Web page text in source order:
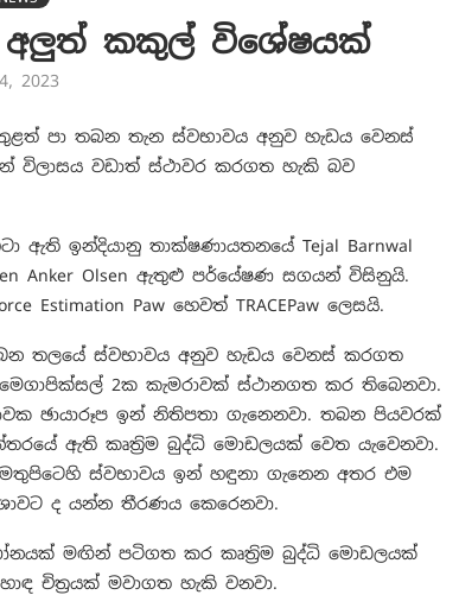
කකුල් විශේෂයක්
2023
පා තබන තැන ස්වභාවය අනුව හැඩය වෙනස්
වඩාත් ස්ථාවර කරගත හැකි බව
ඉන්දියානු තාක්ෂණායතනයේ Tejal Barnwal
Anker Olsen ඇතුළු පර්යේෂණ සගයන් විසිනුයි.
Estimation Paw හෙවත් TRACEPaw ලෙසයි.
තලයේ ස්වභාවය අනුව හැඩය වෙනස් කරගත
2ක කැමරාවක් ස්ථානගත කර තිබෙනවා.
ඡායාරූප ඉන් නිතිපතා ගැනෙනවා. තබන පියවරක්
ඇති කෘත්‍රිම බුද්ධි මොඩලයක් වෙත යැවෙනවා.
ස්වභාවය ඉන් හඳුනා ගැනෙන අතර එම
ද යන්න තීරණය කෙරෙනවා.
මඟින් පටිගත කර කෘත්‍රිම බුද්ධි මොඩලයක්
චිත්‍රයක් මවාගත හැකි වනවා.